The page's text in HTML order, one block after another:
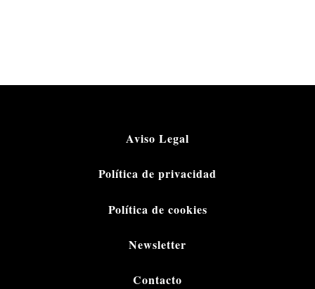
Aviso Legal
Política de privacidad
Política de cookies
Newsletter
Contacto